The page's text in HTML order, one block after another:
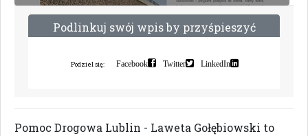
Podlinkuj swój wpisby przyśpieszyć
Podziel się: Facebook Twitter LinkedIn
Pomoc Drogowa Lublin - Laweta Gołębiowski to